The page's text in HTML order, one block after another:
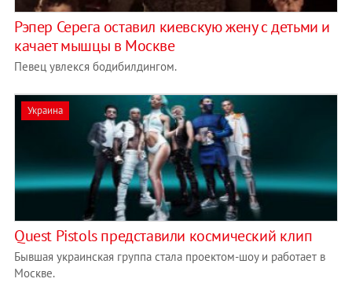
Рэпер Серега оставил киевскую жену с детьми и
качает мышцы в Москве
Певец увлекся бодибилдингом.
Украина
Quest Pistols представили космический клип
Бывшая украинская группа стала проектом-шоу и работает в
Москве.